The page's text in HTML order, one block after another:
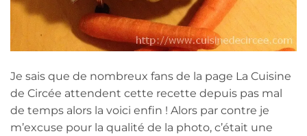
Je sais que de nombreux fans de la page La Cuisine
de Circée attendent cette recette depuis pas mal
de temps alors la voici enfin ! Alors par contre je
m’excuse pour la qualité de la photo, c’était une